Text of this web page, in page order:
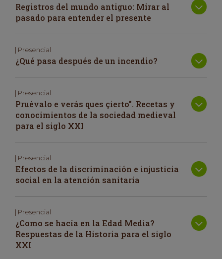
Registros del mundo antiguo: Mirar al
pasado para entender el presente
| Presencial
¿Qué pasa después de un incendio?
| Presencial
Pruévalo e verás ques çierto”. Recetas y
conocimientos de la sociedad medieval
para el siglo XXI
| Presencial
Efectos de la discriminación e injusticia
social en la atención sanitaria
| Presencial
¿Como se hacía en la Edad Media?
Respuestas de la Historia para el siglo
XXI